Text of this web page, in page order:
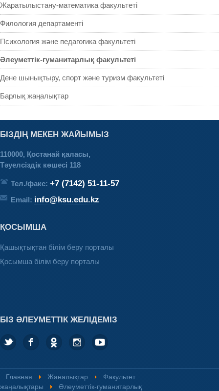
Жаратылыстану-математика факультеті
Филология департаменті
Психология және педагогика факультеті
Әлеуметтік-гуманитарлық факультеті
Дене шынықтыру, спорт және туризм факультеті
Барлық жаңалықтар
БІЗДІҢ МЕКЕН ЖАЙЫМЫЗ
110000, Қостанай қаласы,
Тәуелсіздік көшесі 118
Тел./факс: +7 (7142) 51-11-57
Email: info@ksu.edu.kz
ҚОСЫМША
Қашықтықтан білім беру порталы
Қосымша білім беру порталы
БІЗ ӘЛЕУМЕТТІК ЖЕЛІДЕМІЗ
Главная Жаналықтар
Факультет
жаңалықтары
Әлеуметтік-гуманитарлық